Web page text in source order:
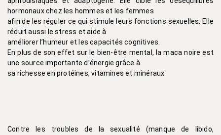
hormonaux chez les hommes et les femmes
afin de les réguler ce qui stimule leurs fonctions sexuelles. Elle
réduit aussi le stress et aide à
améliorer l’humeur et les capacités cognitives.
En plus de son effet sur le bien-être mental, la maca noire est
une source importante d’énergie grâce à
sa richesse en protéines, vitamines et minéraux.
Contre les troubles de la sexualité (manque de libido,